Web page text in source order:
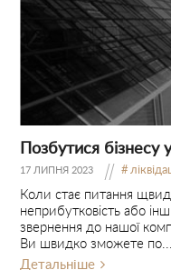
Позбутися бізнесу
17 ЛИПНЯ 2023
Коли стає питання
неприбутковість або
звернення до нашої
Ви швидко зможете по...
Детальніше